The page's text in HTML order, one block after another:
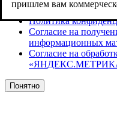
пришлем вам
Согласие на
Политика
Согласие на
информационных
Согласие на
Понятно